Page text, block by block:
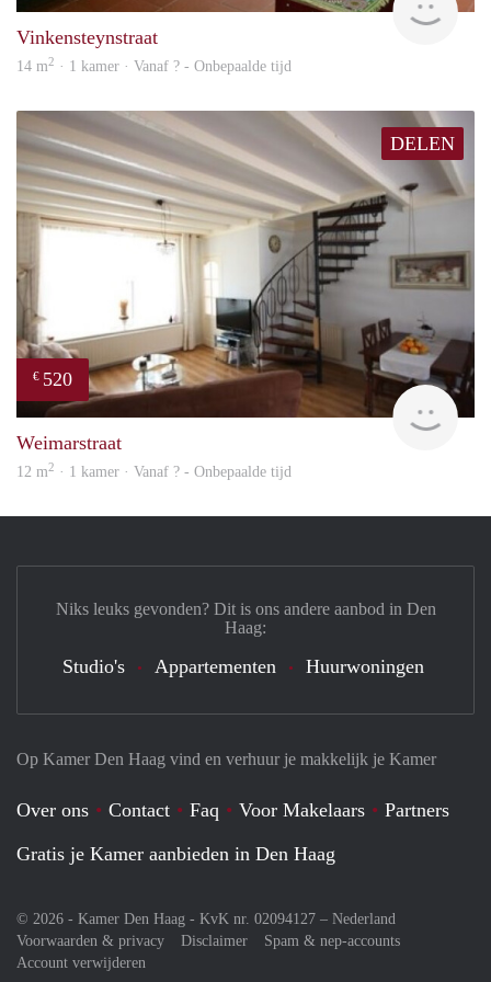
Vinkensteynstraat
14 m2 · 1 kamer · Vanaf ? - Onbepaalde tijd
DELEN
€ 520
Weimarstraat
12 m2 · 1 kamer · Vanaf ? - Onbepaalde tijd
Op Kamer Den Haag vind en verhuur je makkelijk je Kamer
Over ons Contact Faq Voor Makelaars
Partners
Gratis je Kamer aanbieden in Den Haag
© 2026 - Kamer Den Haag - KvK nr. 02094127 – Nederland
Voorwaarden & privacy
Disclaimer
Spam & nep-accounts
Account verwijderen
Niks leuks gevonden? Dit is ons andere aanbod in Den
Haag:
Studio's Appartementen Huurwoningen